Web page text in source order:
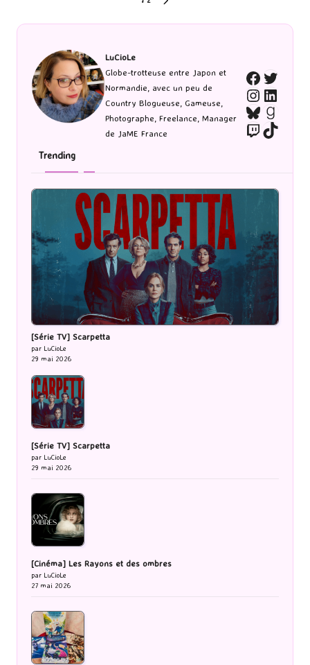
des
publicationsLuCioLe
Globe-trotteuse entre Japon et
Normandie, avec un peu de
Country Blogueuse, Gameuse,
Photographe, Freelance, Manager
de JaME France
Bluesky
TwitchTikTok
Trending
[Série TV] Scarpetta
par LuCioLe
29 mai 2026
[Série TV] Scarpetta
par LuCioLe
29 mai 2026
[Cinéma] Les Rayons et des ombres
par LuCioLe
27 mai 2026